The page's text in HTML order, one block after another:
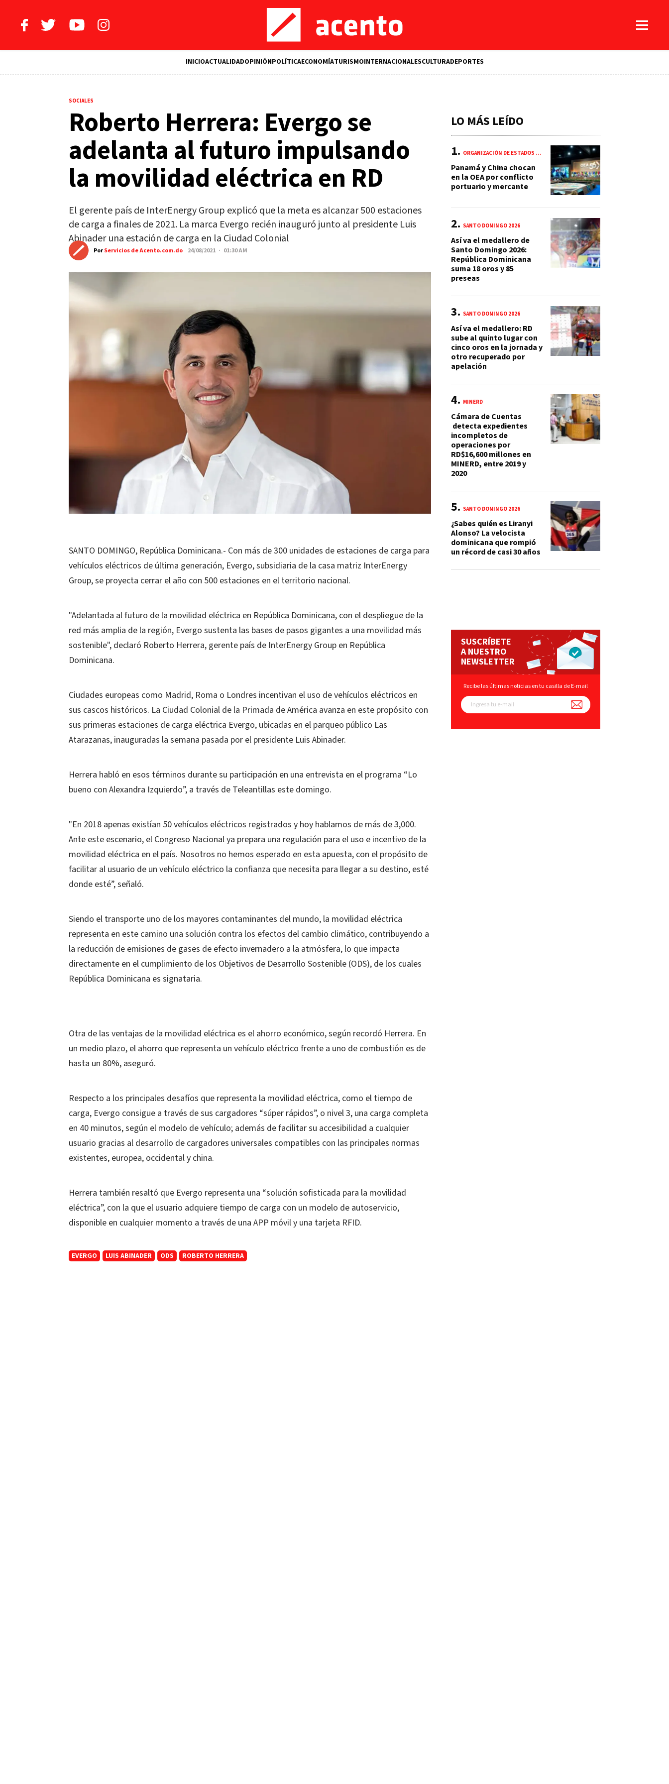
INICIOACTUALIDADOPINIÓNPOLÍTICAECONOMÍATURISMOINTERNACIONALESCULTURADEPORTES
SOCIALES
Roberto Herrera: Evergo se
adelanta al futuro impulsando
la movilidad eléctrica en RD
El gerente país de InterEnergy Group explicó que la meta es alcanzar 500 estaciones
de carga a finales de 2021. La marca Evergo recién inauguró junto al presidente Luis
Abinader una estación de carga en la Ciudad Colonial
PorServicios de Acento.com.do 24/08/2021 · 01:30 AM
SANTO DOMINGO, República Dominicana.- Con más de 300 unidades de estaciones de carga para
vehículos eléctricos de última generación, Evergo, subsidiaria de la casa matriz InterEnergy
Group, se proyecta cerrar el año con 500 estaciones en el territorio nacional.
"Adelantada al futuro de la movilidad eléctrica en República Dominicana, con el despliegue de la
red más amplia de la región, Evergo sustenta las bases de pasos gigantes a una movilidad más
sostenible", declaró Roberto Herrera, gerente país de InterEnergy Group en República
Dominicana.
Ciudades europeas como Madrid, Roma o Londres incentivan el uso de vehículos eléctricos en
sus cascos históricos. La Ciudad Colonial de la Primada de América avanza en este propósito con
sus primeras estaciones de carga eléctrica Evergo, ubicadas en el parqueo público Las
Atarazanas, inauguradas la semana pasada por el presidente Luis Abinader.
Herrera habló en esos términos durante su participación en una entrevista en el programa “Lo
bueno con Alexandra Izquierdo”, a través de Teleantillas este domingo.
"En 2018 apenas existían 50 vehículos eléctricos registrados y hoy hablamos de más de 3,000.
Ante este escenario, el Congreso Nacional ya prepara una regulación para el uso e incentivo de la
movilidad eléctrica en el país. Nosotros no hemos esperado en esta apuesta, con el propósito de
facilitar al usuario de un vehículo eléctrico la confianza que necesita para llegar a su destino, esté
donde esté”, señaló.
Siendo el transporte uno de los mayores contaminantes del mundo, la movilidad eléctrica
representa en este camino una solución contra los efectos del cambio climático, contribuyendo a
la reducción de emisiones de gases de efecto invernadero a la atmósfera, lo que impacta
directamente en el cumplimiento de los Objetivos de Desarrollo Sostenible (ODS), de los cuales
República Dominicana es signataria.
Otra de las ventajas de la movilidad eléctrica es el ahorro económico, según recordó Herrera. En
un medio plazo, el ahorro que representa un vehículo eléctrico frente a uno de combustión es de
hasta un 80%, aseguró.
Respecto a los principales desafíos que representa la movilidad eléctrica, como el tiempo de
carga, Evergo consigue a través de sus cargadores “súper rápidos”, o nivel 3, una carga completa
en 40 minutos, según el modelo de vehículo; además de facilitar su accesibilidad a cualquier
usuario gracias al desarrollo de cargadores universales compatibles con las principales normas
existentes, europea, occidental y china.
Herrera también resaltó que Evergo representa una “solución sofisticada para la movilidad
eléctrica”, con la que el usuario adquiere tiempo de carga con un modelo de autoservicio,
disponible en cualquier momento a través de una APP móvil y una tarjeta RFID.
EVERGO LUIS ABINADER ODS ROBERTO HERRERA
LO MÁS LEÍDO
ORGANIZACIÓN DE ESTADOS AMERICANOS (OEA)
Panamá y China chocan
en la OEA por conflicto
portuario y mercante
SANTO DOMINGO 2026
Así va el medallero de
Santo Domingo 2026:
República Dominicana
suma 18 oros y 85
preseas
SANTO DOMINGO 2026
Así va el medallero: RD
sube al quinto lugar con
cinco oros en la jornada y
otro recuperado por
apelación
MINERD
Cámara de Cuentas
detecta expedientes
incompletos de
operaciones por
RD$16,600 millones en
MINERD, entre 2019 y
2020
SANTO DOMINGO 2026
¿Sabes quién es Liranyi
Alonso? La velocista
dominicana que rompió
un récord de casi 30 años
SUSCRÍBETE
A NUESTRO
NEWSLETTER
Recibe las últimas noticias en tu casilla de E-mail